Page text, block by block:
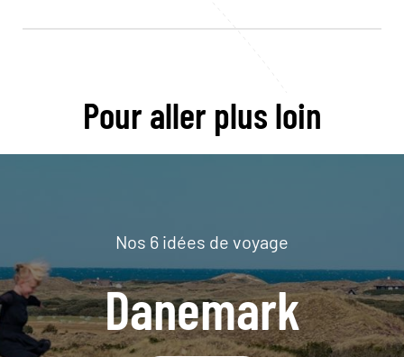
Pour aller plus loin
Nos 6 idées de voyage
Danemark